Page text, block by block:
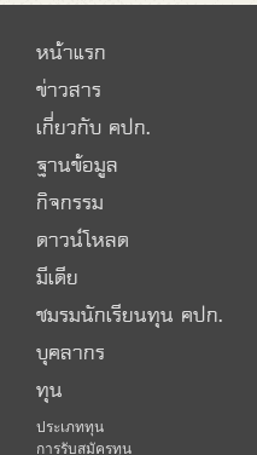
หน้าแรก
ข่าวสาร
เกี่ยวกับ คปก.
ฐานข้อมูล
กิจกรรม
ดาวน์โหลด
มีเดีย
ชมรมนักเรียนทุน คปก.
บุคลากร
ทุน
ประเภททุน
การรับสมัครทุน